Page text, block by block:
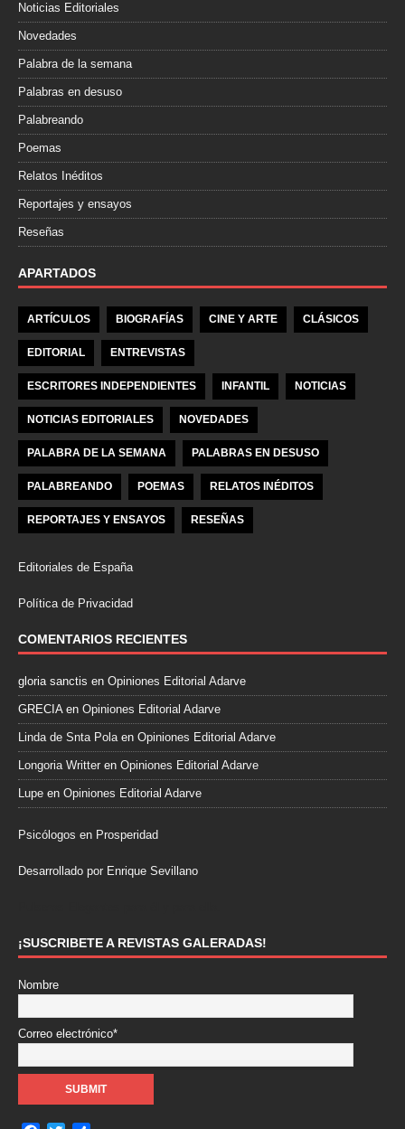
Noticias Editoriales
Novedades
Palabra de la semana
Palabras en desuso
Palabreando
Poemas
Relatos Inéditos
Reportajes y ensayos
Reseñas
APARTADOS
ARTÍCULOS BIOGRAFÍAS CINE Y ARTE CLÁSICOS
EDITORIAL ENTREVISTAS
ESCRITORES INDEPENDIENTES INFANTIL NOTICIAS
NOTICIAS EDITORIALES NOVEDADES
PALABRA DE LA SEMANA PALABRAS EN DESUSO
PALABREANDO POEMAS RELATOS INÉDITOS
REPORTAJES Y ENSAYOS RESEÑAS
Editoriales de España
Política de Privacidad
COMENTARIOS RECIENTES
gloria sanctis en Opiniones Editorial Adarve
GRECIAen Opiniones Editorial Adarve
Linda de Snta Polaen Opiniones Editorial Adarve
Longoria Writter en Opiniones Editorial Adarve
Lupe en Opiniones Editorial Adarve
Psicólogos en Prosperidad
Desarrollado por Enrique Sevillano
¡SUSCRIBETE A REVISTAS GALERADAS!
Nombre
Correo electrónico*